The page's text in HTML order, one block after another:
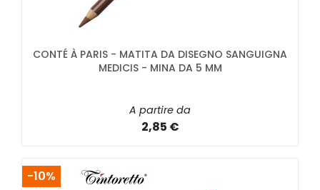
CONTÉ À PARIS - MATITA DA DISEGNO SANGUIGNA
MEDICIS - MINA DA 5 MM
A partire da
2,85 €
-10%